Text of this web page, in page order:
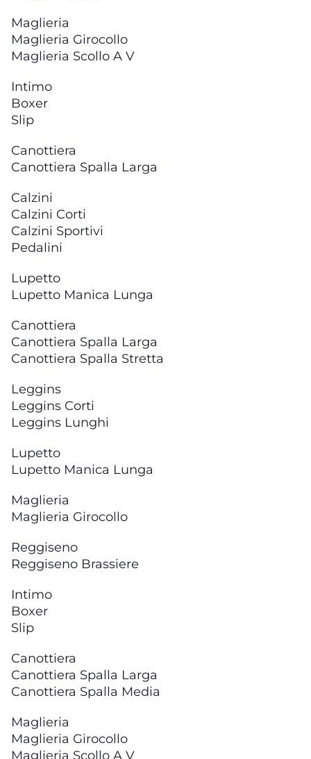
Maglieria
Maglieria Girocollo
Maglieria Scollo A V
Intimo
Boxer
Slip
Canottiera
Canottiera Spalla Larga
Calzini
Calzini Corti
Calzini Sportivi
Pedalini
Lupetto
Lupetto Manica Lunga
Canottiera
Canottiera Spalla Larga
Canottiera Spalla Stretta
Leggins
Leggins Corti
Leggins Lunghi
Lupetto
Lupetto Manica Lunga
Maglieria
Maglieria Girocollo
Reggiseno
Reggiseno Brassiere
Intimo
Boxer
Slip
Canottiera
Canottiera Spalla Larga
Canottiera Spalla Media
Maglieria
Maglieria Girocollo
Maglieria Scollo A V